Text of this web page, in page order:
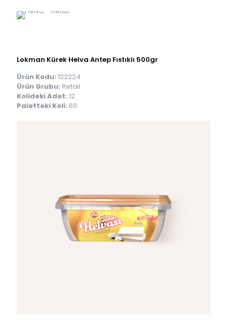
Lokman Kürek Helva Antep Fıstıklı 500gr
Ürün Kodu: 122224
Ürün Grubu: Retail
Kolideki Adet: 12
Paletteki Koli: 60